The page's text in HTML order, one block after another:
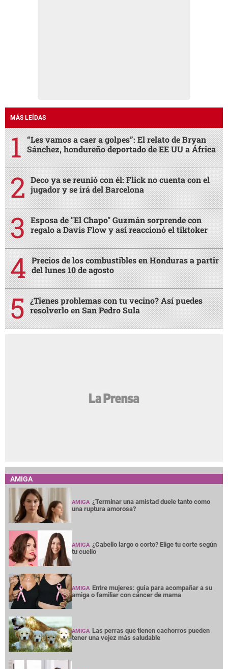
MÁS LEÍDAS
“Les vamos a caer a golpes”: El relato de Bryan
Sánchez, hondureño deportado de EE UU a África
Deco ya se reunió con él: Flick no cuenta con el
jugador y se irá del Barcelona
Esposa de "El Chapo" Guzmán sorprende con
regalo a Davis Flow y así reaccionó el tiktoker
Precios de los combustibles en Honduras a partir
del lunes 10 de agosto
¿Tienes problemas con tu vecino? Así puedes
resolverlo en San Pedro Sula
AMIGA
AMIGA ¿Terminar una amistad duele tanto como
una ruptura amorosa?
AMIGA ¿Cabello largo o corto? Elige tu corte según
tu cuello
AMIGA Entre mujeres: guía para acompañar a su
amiga o familiar con cáncer de mama
AMIGA Las perras que tienen cachorros pueden
tener una vejez más saludable